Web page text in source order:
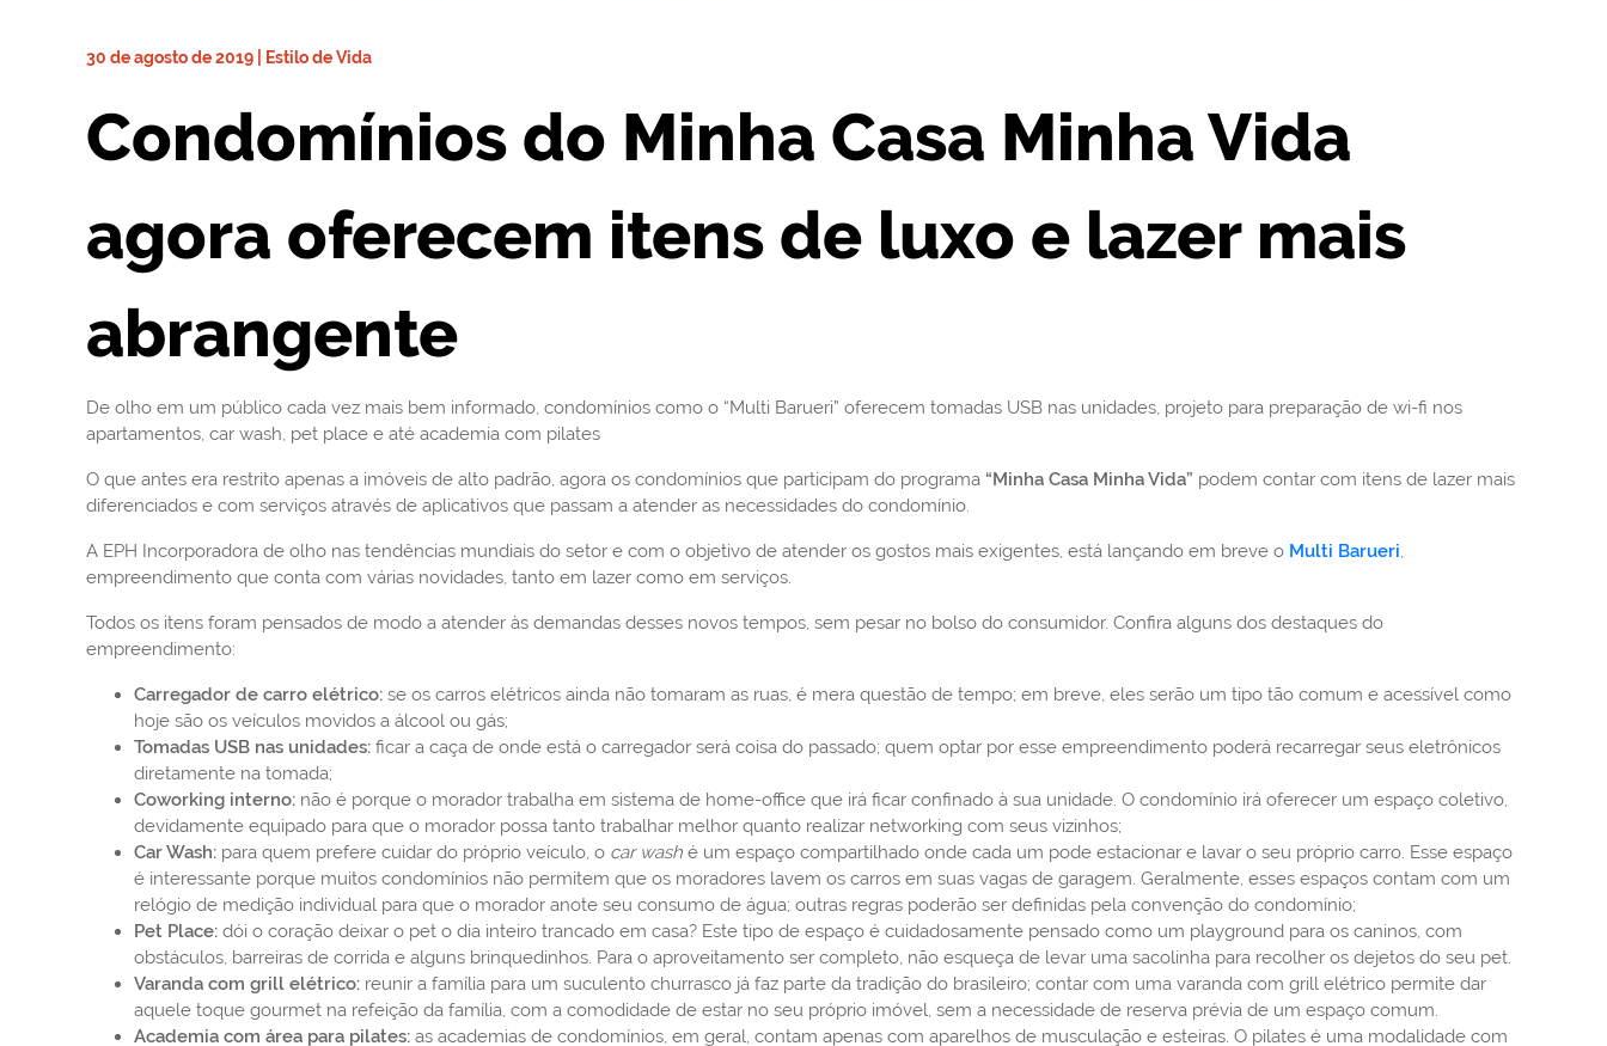
30 de agosto de 2019 | Estilo de Vida
Condomínios do Minha Casa Minha Vida
agora oferecem itens de luxo e lazer mais
abrangente
De olho em um público cada vez mais bem informado, condomínios como o “Multi Barueri” oferecem tomadas USB nas unidades, projeto para preparação de wi-fi nos
apartamentos, car wash, pet place e até academia com pilates
O que antes era restrito apenas a imóveis de alto padrão, agora os condomínios que participam do programa “Minha Casa Minha Vida” podem contar com itens de lazer mais
diferenciados e com serviços através de aplicativos que passam a atender as necessidades do condomínio.
A EPH Incorporadora de olho nas tendências mundiais do setor e com o objetivo de atender os gostos mais exigentes, está lançando em breve o Multi Barueri,
empreendimento que conta com várias novidades, tanto em lazer como em serviços.
Todos os itens foram pensados de modo a atender às demandas desses novos tempos, sem pesar no bolso do consumidor. Confira alguns dos destaques do
empreendimento:
Carregador de carro elétrico: se os carros elétricos ainda não tomaram as ruas, é mera questão de tempo; em breve, eles serão um tipo tão comum e acessível como
hoje são os veículos movidos a álcool ou gás;
Tomadas USB nas unidades: ficar a caça de onde está o carregador será coisa do passado; quem optar por esse empreendimento poderá recarregar seus eletrônicos
diretamente na tomada;
Coworking interno: não é porque o morador trabalha em sistema de home-office que irá ficar confinado à sua unidade. O condomínio irá oferecer um espaço coletivo,
devidamente equipado para que o morador possa tanto trabalhar melhor quanto realizar networking com seus vizinhos;
Car Wash: para quem prefere cuidar do próprio veículo, o car wash é um espaço compartilhado onde cada um pode estacionar e lavar o seu próprio carro. Esse espaço
é interessante porque muitos condomínios não permitem que os moradores lavem os carros em suas vagas de garagem. Geralmente, esses espaços contam com um
relógio de medição individual para que o morador anote seu consumo de água; outras regras poderão ser definidas pela convenção do condomínio;
Pet Place: dói o coração deixar o pet o dia inteiro trancado em casa? Este tipo de espaço é cuidadosamente pensado como um playground para os caninos, com
obstáculos, barreiras de corrida e alguns brinquedinhos. Para o aproveitamento ser completo, não esqueça de levar uma sacolinha para recolher os dejetos do seu pet.
Varanda com grill elétrico: reunir a família para um suculento churrasco já faz parte da tradição do brasileiro; contar com uma varanda com grill elétrico permite dar
aquele toque gourmet na refeição da família, com a comodidade de estar no seu próprio imóvel, sem a necessidade de reserva prévia de um espaço comum.
Academia com área para pilates: as academias de condomínios, em geral, contam apenas com aparelhos de musculação e esteiras. O pilates é uma modalidade com